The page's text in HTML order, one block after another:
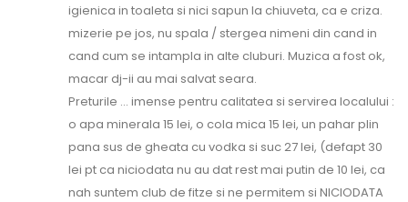
igienica in toaleta si nici sapun la chiuveta, ca e criza.
mizerie pe jos, nu spala / stergea nimeni din cand in
cand cum se intampla in alte cluburi. Muzica a fost ok,
macar dj-ii au mai salvat seara.
Preturile … imense pentru calitatea si servirea localului :
o apa minerala 15 lei, o cola mica 15 lei, un pahar plin
pana sus de gheata cu vodka si suc 27 lei, (defapt 30
lei pt ca niciodata nu au dat rest mai putin de 10 lei, ca
nah suntem club de fitze si ne permitem si NICIODATA